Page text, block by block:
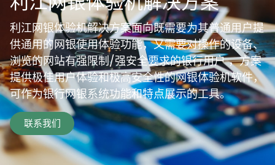
利江网银体验机解决方案面向既需要为其普通用户提
供通用的网银使用体验功能，又需要对操作的设备、
浏览的网站有强限制/强安全要求的银行用户 ，方案
提供极佳用户体验和极高安全性的网银体验机软件，
可作为银行网银系统功能和特点展示的工具。
联系我们